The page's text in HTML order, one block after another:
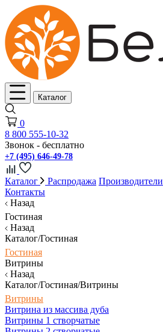
Каталог
0
8 800 555-10-32
Звонок - бесплатно
+7 (495) 646-49-78
Каталог Распродажа Производители
Контакты
Назад
Гостиная
Назад
Каталог/Гостиная
Гостиная
Витрины
Назад
Каталог/Гостиная/Витрины
Витрины
Витрина из массива дуба
Витрины 1 створчатые